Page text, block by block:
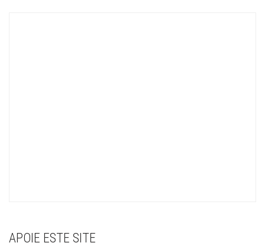
APOIE ESTE SITE